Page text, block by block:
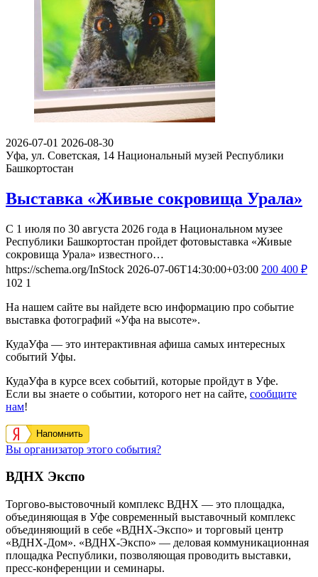
2026-07-01 2026-08-30
Уфа, ул. Советская, 14 Национальный музей Республики
Башкортостан
Выставка «Живые сокровища Урала»
С 1 июля по 30 августа 2026 года в Национальном музее
Республики Башкортостан пройдет фотовыставка «Живые
сокровища Урала» известного…
https://schema.org/InStock 2026-07-06T14:30:00+03:00 200 400 ₽
102 1
На нашем сайте вы найдете всю информацию про событие
выставка фотографий «Уфа на высоте».
КудаУфа — это интерактивная афиша самых интересных
событий Уфы.
КудаУфа в курсе всех событий, которые пройдут в Уфе.
Если вы знаете о событии, которого нет на сайте, сообщите
нам!
Напомнить
Вы организатор этого события?
ВДНХ Экспо
Торгово-выстовочный комплекс ВДНХ — это площадка,
объединяющая в Уфе современный выставочный комплекс
объединяющий в себе «ВДНХ-Экспо» и торговый центр
«ВДНХ-Дом». «ВДНХ-Экспо» — деловая коммуникационная
площадка Республики, позволяющая проводить выставки,
пресс-конференции и семинары.